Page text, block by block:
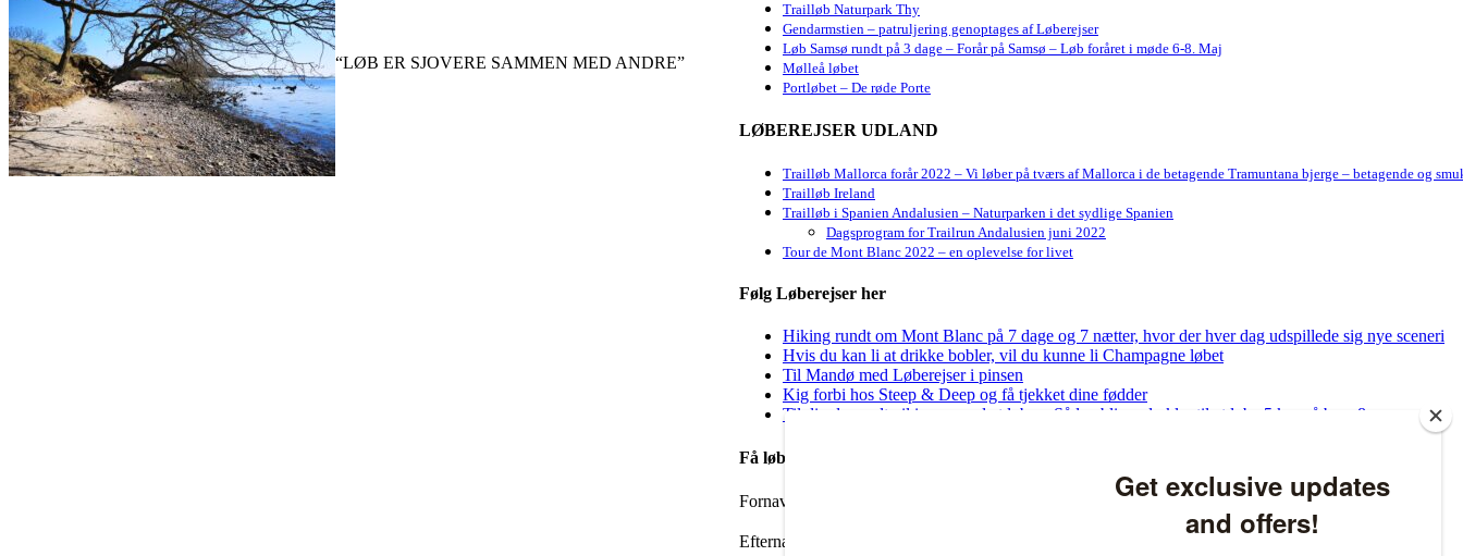
Trailløb Naturpark Thy
Gendarmstien – patruljering genoptages af Løberejser
Løb Samsø rundt på 3 dage – Forår på Samsø – Løb foråret i møde 6-8. Maj
Mølleå løbet
Portløbet – De røde Porte
LØBEREJSER UDLAND
Trailløb Mallorca forår 2022 – Vi løber på tværs af Mallorca i de betagende Tramuntana bjerge – betagende og
Trailløb Ireland
Trailløb i Spanien Andalusien – Naturparken i det sydlige Spanien
Dagsprogram for Trailrun Andalusien juni 2022
Tour de Mont Blanc 2022 – en oplevelse for livet
Følg Løberejser her
Hiking rundt om Mont Blanc på 7 dage og 7 nætter, hvor der hver dag udspillede sig nye sceneri
Hvis du kan li at drikke bobler, vil du kunne li Champagne løbet
Til Mandø med Løberejser i pinsen
Kig forbi hos Steep & Deep og få tjekket dine fødder
Til dig der godt vil igang med at løbe – Sådan bliver du klar til at løbe 5 km på bare 8 uger
Få løbenyheder i din mailbox
Fornavn
Efternavn
“LØB ER SJOVERE SAMMEN MED ANDRE”